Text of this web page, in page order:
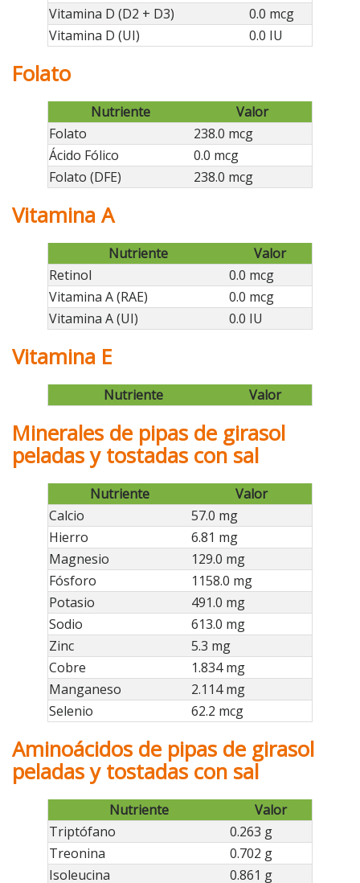
Vitamina D (D2 + D3)
0.0 mcg
Vitamina D (UI)
0.0 IU
Folato
Nutriente
Valor
Folato
238.0 mcg
Ácido Fólico
0.0 mcg
Folato (DFE)
238.0 mcg
Vitamina A
Nutriente
Valor
Retinol
0.0 mcg
Vitamina A (RAE)
0.0 mcg
Vitamina A (UI)
0.0 IU
Vitamina E
Nutriente Valor
Minerales de pipas de girasol
peladas y tostadas con sal
Nutriente
Valor
Calcio
57.0 mg
Hierro
6.81 mg
Magnesio
129.0 mg
Fósforo
1158.0 mg
Potasio
491.0 mg
Sodio
613.0 mg
Zinc
5.3 mg
Cobre
1.834 mg
Manganeso
2.114 mg
Selenio
62.2 mcg
Aminoácidos de pipas de girasol
peladas y tostadas con sal
Nutriente
Valor
Triptófano
0.263 g
Treonina
0.702 g
Isoleucina
0.861 g